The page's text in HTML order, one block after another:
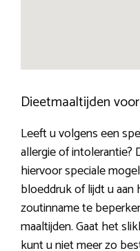
Dieetmaaltijden
Leeft u volgens een
allergie of intolerantie?
hiervoor speciale
bloeddruk of lijdt u aan
zoutinname te
maaltijden. Gaat het
kunt u niet meer zo